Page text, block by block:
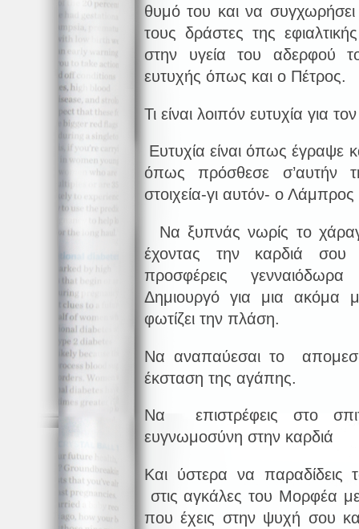
θυμό του και να
τους δράστες της
στην υγεία του αδερφού
ευτυχής όπως και ο Πέτρος.
Τι είναι λοιπόν ευτυχία για
Ευτυχία είναι όπως έγραψε
όπως πρόσθεσε σ’αυτήν
στοιχεία-γι αυτόν- ο
Να ξυπνάς νωρίς το
έχοντας την καρδιά σου
προσφέρεις
Δημιουργό για μια ακόμα
φωτίζει την πλάση.
Να αναπαύεσαι το
έκσταση της αγάπης.
Να επιστρέφεις στο
ευγνωμοσύνη στην καρδιά
Και ύστερα να
στις αγκάλες του Μορφέα
που έχεις στην ψυχή σου